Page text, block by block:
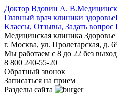
Доктор Вдовин А. В.
Главный врач клиники здоровье
Классы, Отзывы, Задать
Медицинская клиника Здоровье
г. Москва, ул. Пролетарская, д.
Мы работаем с 8 до 22 без
8 800 240-55-20
Обратный звонок
Записаться на прием
Разделы сайта